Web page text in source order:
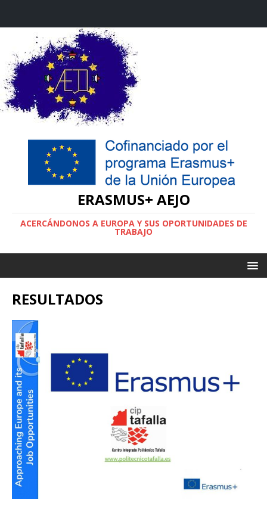
ERASMUS+ AEJO
ACERCÁNDONOS A EUROPA Y SUS OPORTUNIDADES DE
TRABAJO
RESULTADOS